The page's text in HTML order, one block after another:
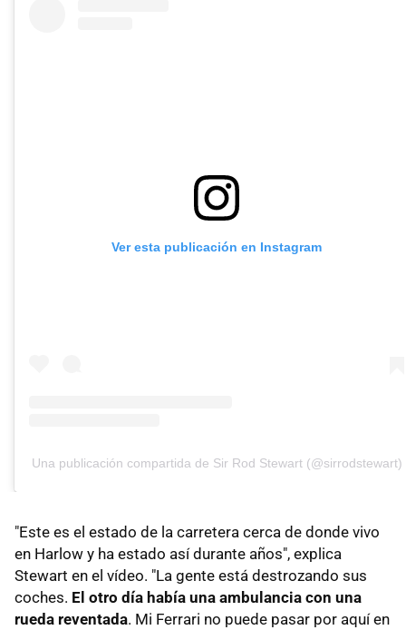
Ver esta publicación en Instagram
Una publicación compartida de Sir Rod Stewart (@sirrodstewart)
"Este es el estado de la carretera cerca de donde vivo
en Harlow y ha estado así durante años", explica
Stewart en el vídeo. "La gente está destrozando sus
coches. El otro día había una ambulancia con una
rueda reventada. Mi Ferrari no puede pasar por aquí en